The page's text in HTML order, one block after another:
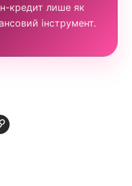
кредит лише як
інструмент.